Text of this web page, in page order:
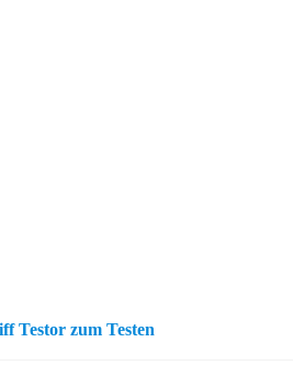
Testor zum Testen